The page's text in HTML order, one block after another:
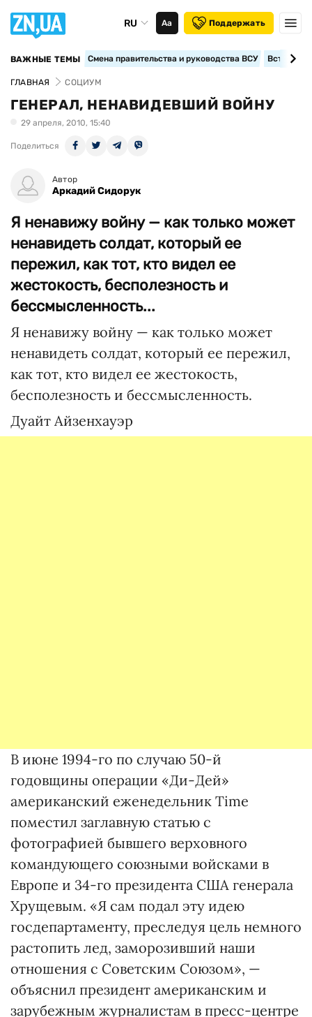
RU Аа Поддержать
ВАЖНЫЕ ТЕМЫ Смена правительства и руководства ВСУ
ГЛАВНАЯ СОЦИУМ
ГЕНЕРАЛ, НЕНАВИДЕВШИЙ ВОЙНУ
29 апреля, 2010, 15:40
Поделиться
Автор
Аркадий Сидорук
Я ненавижу войну — как только может
ненавидеть солдат, который ее
пережил, как тот, кто видел ее
жестокость, бесполезность и
бессмысленность...
Я ненавижу войну — как только может
ненавидеть солдат, который ее пережил,
как тот, кто видел ее жестокость,
бесполезность и бессмысленность.
Дуайт Айзенхауэр
В июне 1994-го по случаю 50-й
годовщины операции «Ди-Дей»
американский еженедельник Time
поместил заглавную статью с
фотографией бывшего верховного
командующего союзными войсками в
Европе и 34-го президента США генерала
Хрущевым. «Я сам подал эту идею
госдепартаменту, преследуя цель немного
растопить лед, заморозивший наши
отношения с Советским Союзом», —
объяснил президент американским и
зарубежным журналистам в пресс-центре